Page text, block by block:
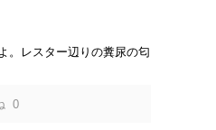
。レスター辺りの糞尿の匂
0